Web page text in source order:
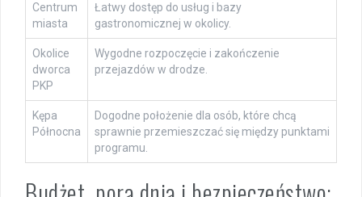
Centrum
miasta
Łatwy dostęp do usług i bazy
gastronomicznej w okolicy.
Okolice
dworca
PKP
Wygodne rozpoczęcie i zakończenie
przejazdów w drodze.
Kępa
Północna
Dogodne położenie dla osób, które chcą
sprawnie przemieszczać się między punktami
programu.